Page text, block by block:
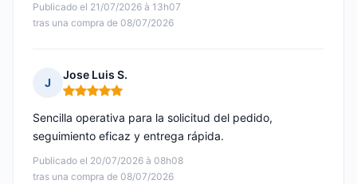
Publicado el 21/07/2026 à 13h07
tras una compra de 08/07/2026
J
Jose Luis S.
Nota: 5 de 5
Publicado el 20/07/2026 à 08h08
tras una compra de 08/07/2026
Sencilla operativa para la solicitud del pedido,
seguimiento eficaz y entrega rápida.